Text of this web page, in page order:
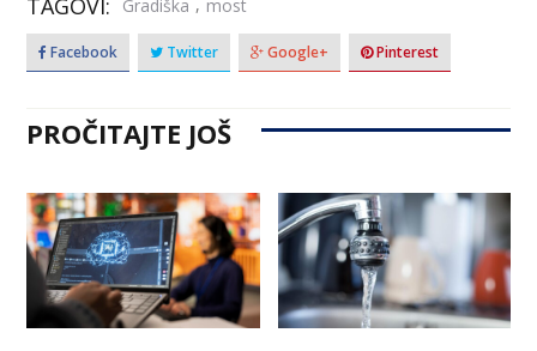
TAGOVI: Gradiška most
Facebook Twitter Google+ Pinterest
PROČITAJTE JOŠ